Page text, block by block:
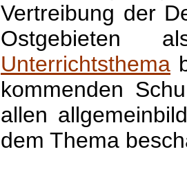
Vertreibung der
Ostgebieten
Unterrichtsthema
kommenden
allen
dem Thema